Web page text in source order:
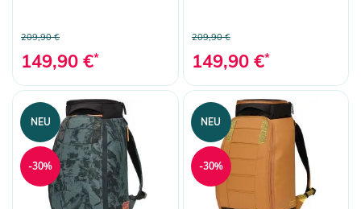
209,90 €
149,90 €*
209,90 €
149,90 €*
NEU
-30%
NEU
-30%